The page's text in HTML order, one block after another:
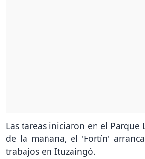
Las tareas iniciaron en el Parque
de la mañana, el 'Fortín'
trabajos en Ituzaingó.